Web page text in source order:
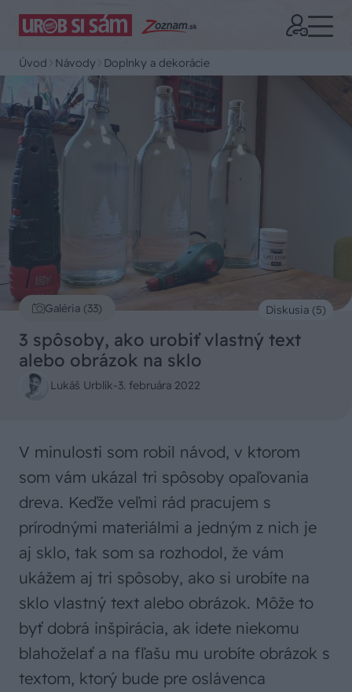
Úvod Návody Doplnky a dekorácie
Galéria (33)
3 spôsoby, ako urobiť vlastný text
alebo obrázok na sklo
Lukáš Urblík-3. februára 2022
Diskusia (5)
V minulosti som robil návod, v ktorom
som vám ukázal tri spôsoby opaľovania
dreva. Keďže veľmi rád pracujem s
prírodnými materiálmi a jedným z nich je
aj sklo, tak som sa rozhodol, že vám
ukážem aj tri spôsoby, ako si urobíte na
sklo vlastný text alebo obrázok. Môže to
byť dobrá inšpirácia, ak idete niekomu
blahoželať a na fľašu mu urobíte obrázok s
textom, ktorý bude pre oslávenca